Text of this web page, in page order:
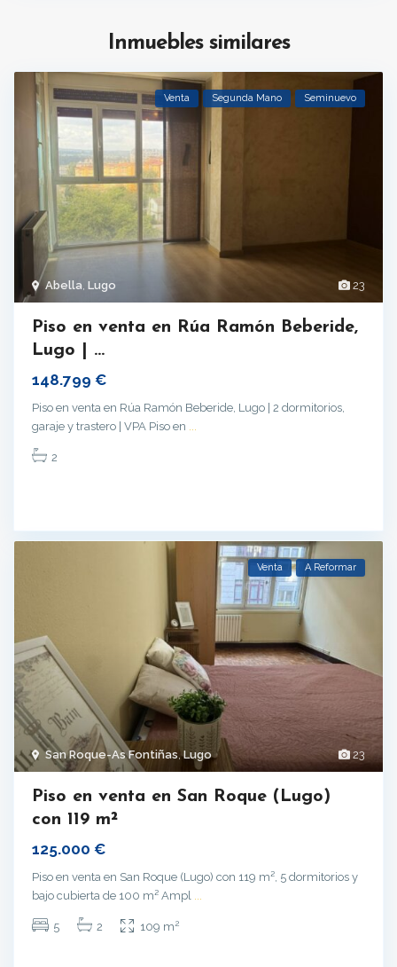
Inmuebles similares
23
Abella Lugo
Venta Segunda Mano Seminuevo
Piso en venta en Rúa Ramón Beberide,
Lugo | ...
148.799 €
Piso en venta en Rúa Ramón Beberide, Lugo | 2 dormitorios,
garaje y trastero | VPA Piso en
2
23
San Roque-As Fontiñas ,Lugo
Venta A Reformar
Piso en venta en San Roque (Lugo)
con 119 m²
125.000 €
Piso en venta en San Roque (Lugo) con 119 m², 5 dormitorios y
bajo cubierta de 100 m² Ampl
5 2 109 m2